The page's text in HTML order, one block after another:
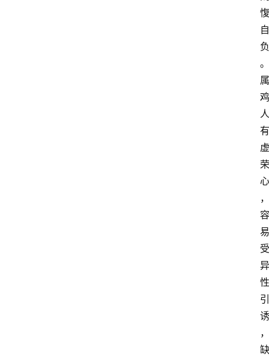
愎
自
负
。
属
鸡
人
有
虚
荣
心
，
容
易
受
异
性
引
诱
，
缺